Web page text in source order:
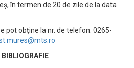
în termen de 20 de zile de la data
obține la nr. de telefon: 0265-